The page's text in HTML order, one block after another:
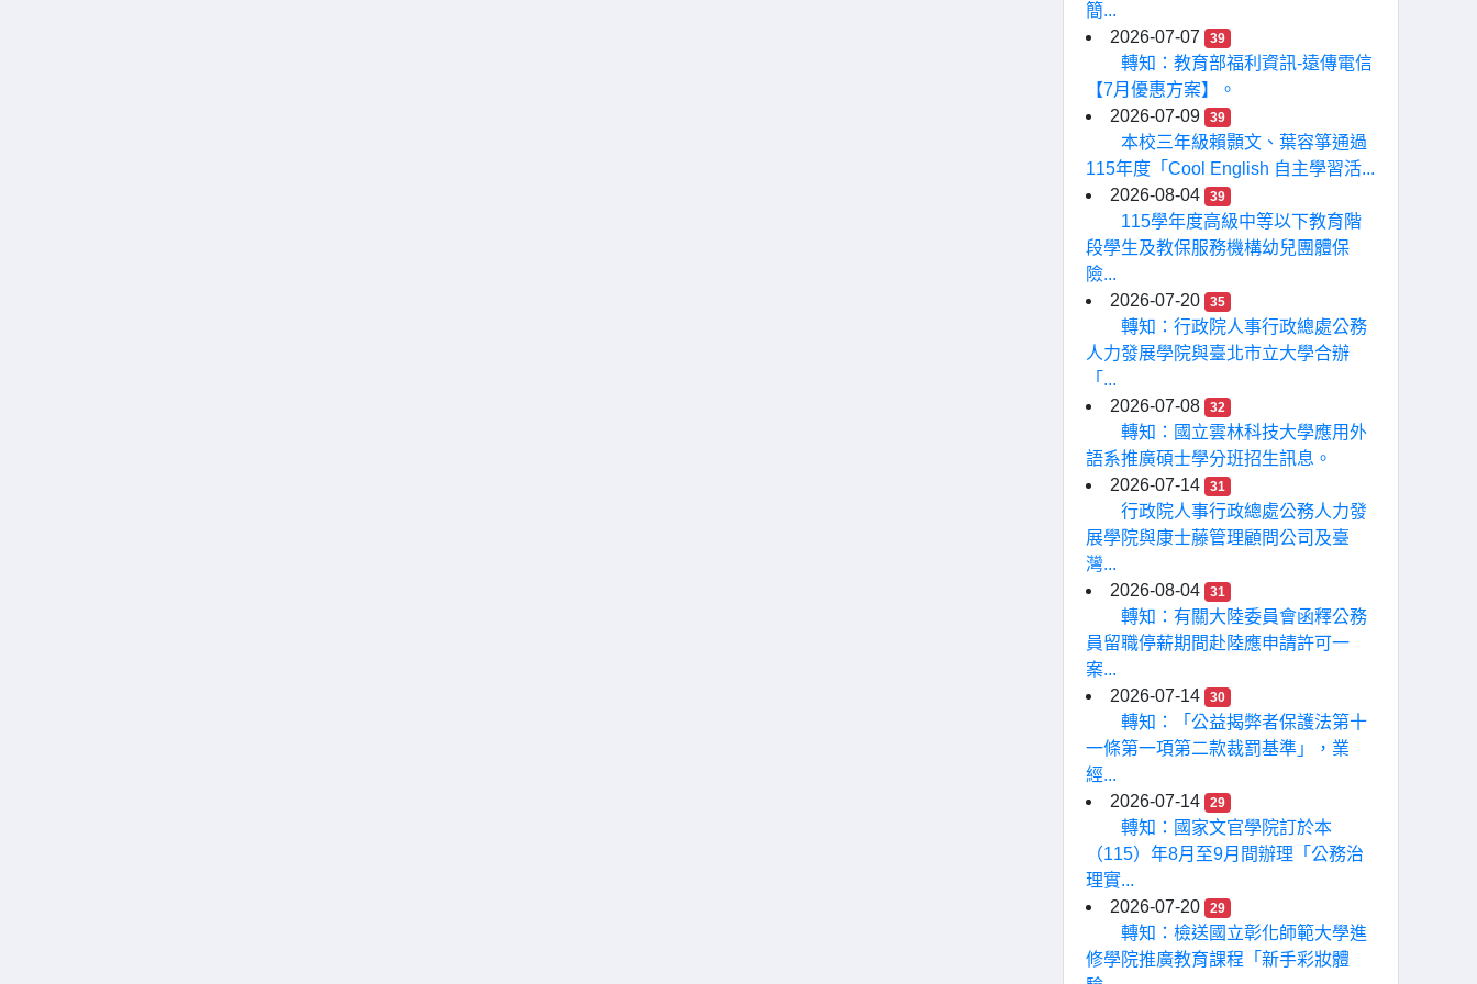
簡...
2026-07-07
39
轉知：教育部福利資訊-遠傳電信
【7月優惠方案】。
2026-07-09
39
本校三年級賴顥文、葉容箏通過
115年度「Cool English 自主學習活...
2026-08-04
39
115學年度高級中等以下教育階
段學生及教保服務機構幼兒團體保
險...
2026-07-20
35
轉知：行政院人事行政總處公務
人力發展學院與臺北市立大學合辦
「...
2026-07-08
32
轉知：國立雲林科技大學應用外
語系推廣碩士學分班招生訊息。
2026-07-14
31
行政院人事行政總處公務人力發
展學院與康士藤管理顧問公司及臺
灣...
2026-08-04
31
轉知：有關大陸委員會函釋公務
員留職停薪期間赴陸應申請許可一
案...
2026-07-14
30
轉知：「公益揭弊者保護法第十
一條第一項第二款裁罰基準」，業
經...
2026-07-14
29
轉知：國家文官學院訂於本
（115）年8月至9月間辦理「公務治
理實...
2026-07-20
29
轉知：檢送國立彰化師範大學進
修學院推廣教育課程「新手彩妝體